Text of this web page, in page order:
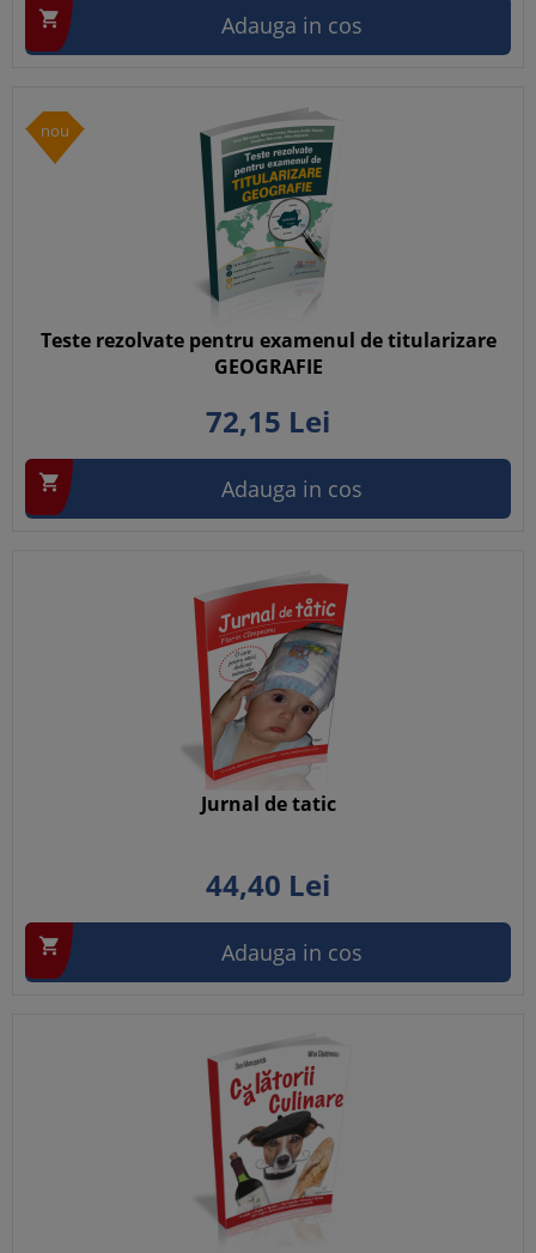
 Adauga in cos
nou
Teste rezolvate pentru examenul de titularizare
GEOGRAFIE
72,15 Lei
 Adauga in cos
Jurnal de tatic
44,40 Lei
 Adauga in cos